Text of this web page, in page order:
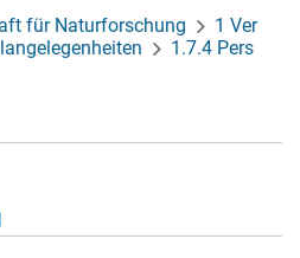
für Naturforschung
1 Ver
1.7.4 Pers